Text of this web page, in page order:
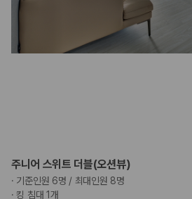
주니어 스위트 더블(오션뷰)
· 기준인원 6명 / 최대인원 8명
·킹 침대 1개